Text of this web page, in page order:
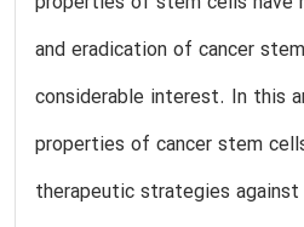
and eradication of cancer
considerable interest. In this
properties of cancer stem
therapeutic strategies